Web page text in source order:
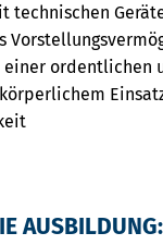
technischen
einer ordentlichen
AUSBILDUNG: